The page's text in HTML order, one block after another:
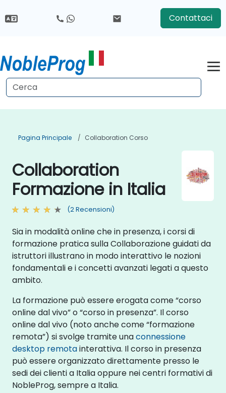
Contattaci
Pagina Principale Collaboration Corso
Collaboration
Formazione in Italia
(2 Recensioni)
Sia in modalità online che in presenza, i corsi di
formazione pratica sulla Collaborazione guidati da
istruttori illustrano in modo interattivo le nozioni
fondamentali e i concetti avanzati legati a questo
ambito.
La formazione può essere erogata come “corso
online dal vivo” o “corso in presenza”. Il corso
online dal vivo (noto anche come “formazione
remota”) si svolge tramite unaconnessione
desktop remotainterattiva. Il corso in presenza
può essere organizzato direttamente presso le
sedi dei clienti a Italia oppure nei centri formativi di
NobleProg, sempre a Italia.